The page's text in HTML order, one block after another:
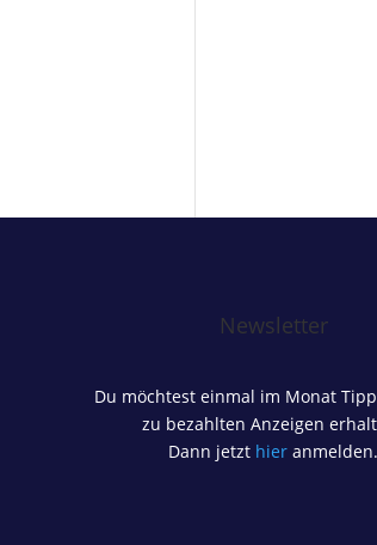
Newsletter
Du möchtest einmal im Monat
zu bezahlten Anzeigen
Dann jetzt hier anmelden.